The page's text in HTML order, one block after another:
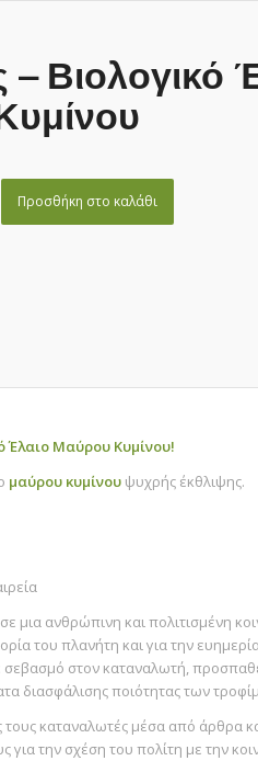
– Βιολογικό
Προσθήκη στο καλάθι
Έλαιο Μαύρου Κυμίνου!
μαύρου κυμίνου ψυχρής έκθλιψης.
μια ανθρώπινη και πολιτισμένη
του πλανήτη και για την
σεβασμό στον καταναλωτή,
διασφάλισης ποιότητας των
καταναλωτές μέσα από άρθρα
για την σχέση του πολίτη με την